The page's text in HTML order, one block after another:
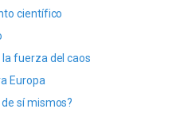
científico
fuerza del caos
Europa
sí mismos?